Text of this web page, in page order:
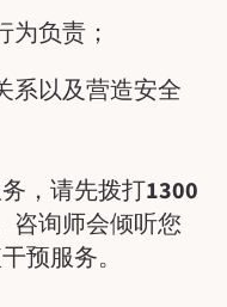
负责；
系以及营造安全
，请先拨打1300
咨询师会倾听您
预服务。